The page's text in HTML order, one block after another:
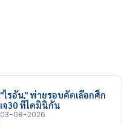
"ไรอัน" พ่ายรอบคัดเลือกศึก
เจ30 ที่โดมินิกัน
03-08-2026